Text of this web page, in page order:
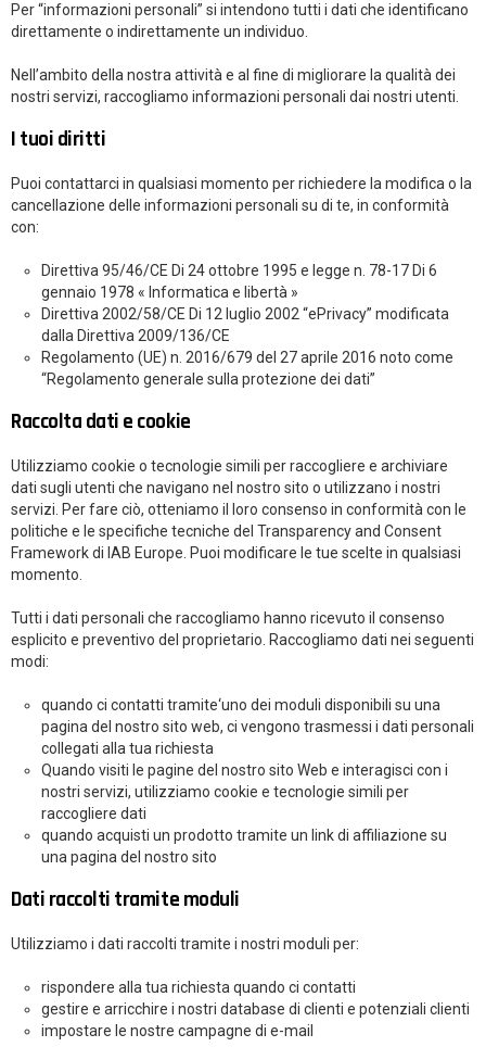
Per “informazioni personali” si intendono tutti i dati che identificano
direttamente o indirettamente un individuo.
Nell’ambito della nostra attività e al fine di migliorare la qualità dei
nostri servizi, raccogliamo informazioni personali dai nostri utenti.
I tuoi diritti
Puoi contattarci in qualsiasi momento per richiedere la modifica o la
cancellazione delle informazioni personali su di te, in conformità
con:
Direttiva 95/46/CE Di 24 ottobre 1995 e legge n. 78-17 Di 6
gennaio 1978 « Informatica e libertà »
Direttiva 2002/58/CE Di 12 luglio 2002 “ePrivacy” modificata
dalla Direttiva 2009/136/CE
Regolamento (UE) n. 2016/679 del 27 aprile 2016 noto come
“Regolamento generale sulla protezione dei dati”
Raccolta dati e cookie
Utilizziamo cookie o tecnologie simili per raccogliere e archiviare
dati sugli utenti che navigano nel nostro sito o utilizzano i nostri
servizi. Per fare ciò, otteniamo il loro consenso in conformità con le
politiche e le specifiche tecniche del Transparency and Consent
Framework di IAB Europe. Puoi modificare le tue scelte in qualsiasi
momento.
Tutti i dati personali che raccogliamo hanno ricevuto il consenso
esplicito e preventivo del proprietario. Raccogliamo dati nei seguenti
modi:
quando ci contatti tramite‘uno dei moduli disponibili su una
pagina del nostro sito web, ci vengono trasmessi i dati personali
collegati alla tua richiesta
Quando visiti le pagine del nostro sito Web e interagisci con i
nostri servizi, utilizziamo cookie e tecnologie simili per
raccogliere dati
quando acquisti un prodotto tramite un link di affiliazione su
una pagina del nostro sito
Dati raccolti tramite moduli
Utilizziamo i dati raccolti tramite i nostri moduli per:
rispondere alla tua richiesta quando ci contatti
gestire e arricchire i nostri database di clienti e potenziali clienti
impostare le nostre campagne di e-mail